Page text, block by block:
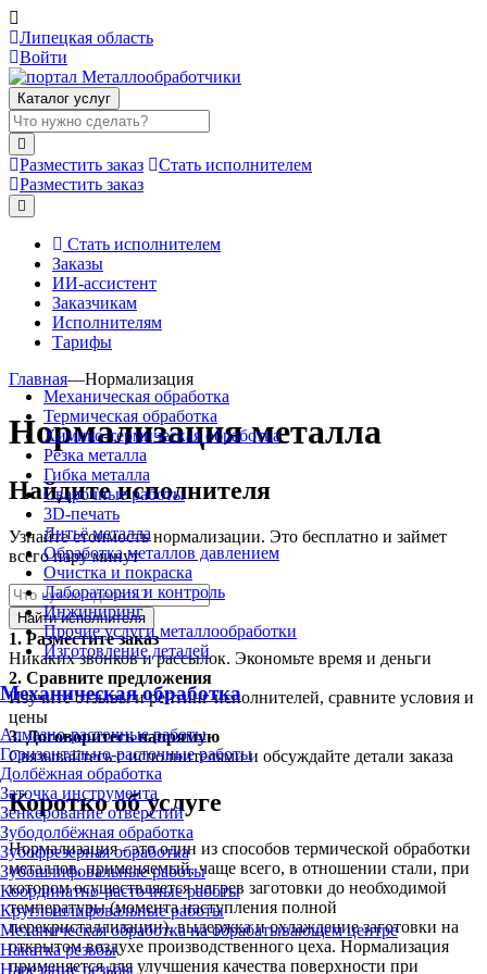
Липецкая область
Войти
Каталог услуг
Разместить заказ
Стать исполнителем
Разместить заказ
Стать исполнителем
Заказы
ИИ-ассистент
Заказчикам
Исполнителям
Тарифы
Механическая обработка
Термическая обработка
Химико-термическая обработка
Резка металла
Гибка металла
Сварочные работы
3D-печать
Литьё металла
Обработка металлов давлением
Очистка и покраска
Лаборатория и контроль
Инжиниринг
Прочие услуги металлообработки
Изготовление деталей
Механическая обработка
Алмазно-расточные работы
Горизонтально-расточные работы
Долбёжная обработка
Заточка инструмента
Зенкерование отверстий
Зубодолбёжная обработка
Зубофрезерная обработка
Зубошлифовальные работы
Координатно-расточные работы
Круглошлифовальные работы
Механическая обработка на обрабатывающем центре
Накатка резьбы
Нарезание резьбы
Главная—Нормализация
Нормализация металла
Найдите исполнителя
Узнайте стоимость нормализации. Это бесплатно и займет
всего пару минут
Найти исполнителя
1. Разместите заказ
Никаких звонков и рассылок. Экономьте время и деньги
2. Сравните предложения
Изучите отзывы и рейтинг исполнителей, сравните условия и
цены
3.Договоритесь напрямую
Связывайтесь с исполнителями и обсуждайте детали заказа
Коротко об услуге
Нормализация - это один из способов термической обработки
металлов, применяемый, чаще всего, в отношении стали, при
котором осуществляется нагрев заготовки до необходимой
температуры (момента наступления полной
перекристаллизации), выдержка и охлаждение заготовки на
открытом воздухе производственного цеха. Нормализация
применяется для улучшения качества поверхности при